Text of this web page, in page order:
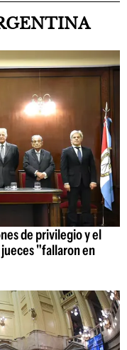
de privilegio y el
"fallaron en